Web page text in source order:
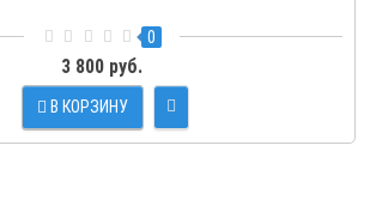
0
3 800 руб.
В КОРЗИНУ